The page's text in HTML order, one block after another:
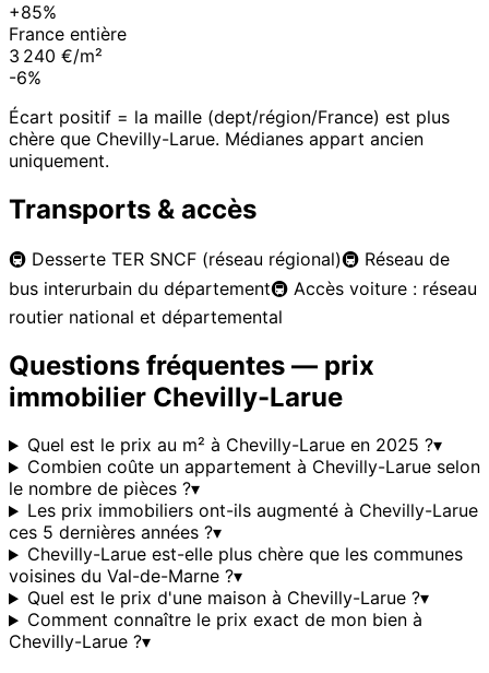
+85%
France entière
3 240 €/m²
-6%
Écart positif = la maille (dept/région/France) est plus
chère que Chevilly-Larue. Médianes appart ancien
uniquement.
Transports & accès
🚇 Desserte TER SNCF (réseau régional)🚇 Réseau de
bus interurbain du département🚇 Accès voiture : réseau
routier national et départemental
Questions fréquentes — prix
immobilier Chevilly-Larue
Quel est le prix au m² à Chevilly-Larue en 2025 ?▾
Combien coûte un appartement à Chevilly-Larue selon
le nombre de pièces ?▾
Les prix immobiliers ont-ils augmenté à Chevilly-Larue
ces 5 dernières années ?▾
Chevilly-Larue est-elle plus chère que les communes
voisines du Val-de-Marne ?▾
Quel est le prix d'une maison à Chevilly-Larue ?▾
Comment connaître le prix exact de mon bien à
Chevilly-Larue ?▾